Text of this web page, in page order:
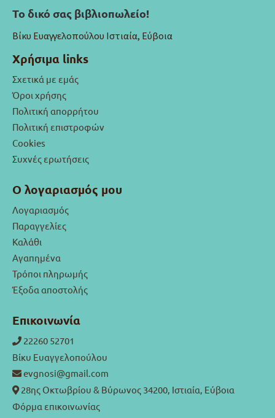
Το δικό σας βιβλιοπωλείο!
Βίκυ Ευαγγελοπούλου Ιστιαία, Εύβοια
Χρήσιμα links
Σχετικά με εμάς
Όροι χρήσης
Πολιτική απορρήτου
Πολιτική επιστροφών
Cookies
Συχνές ερωτήσεις
Ο λογαριασμός μου
Λογαριασμός
Παραγγελίες
Καλάθι
Αγαπημένα
Τρόποι πληρωμής
Έξοδα αποστολής
Επικοινωνία
22260 52701
Βίκυ Ευαγγελοπούλου
evgnosi@gmail.com
28ης Οκτωβρίου & Βύρωνος 34200, Ιστιαία, Εύβοια
Φόρμα επικοινωνίας